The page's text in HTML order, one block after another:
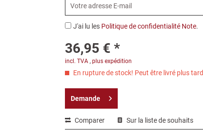
J'ai lu les Politique de confidentialité Note.
36,95 € *
incl. TVA, plus expédition
En rupture de stock! Peut être livré plus tard
Demande
Comparer Sur la liste de souhaits